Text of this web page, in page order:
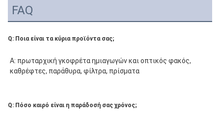
FAQ
Q: Ποια είναι τα κύρια προϊόντα σας;
Α: πρωταρχική γκοφρέτα ημιαγωγών και οπτικός φακός,
καθρέφτες, παράθυρα, φίλτρα, πρίσματα
Q: Πόσο καιρό είναι η παράδοσή σας χρόνος;